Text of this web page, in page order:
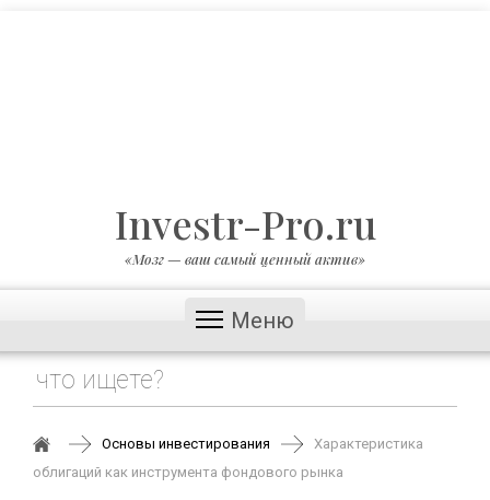
Investr-Pro.ru
«Мозг — ваш самый ценный актив»
Меню
Основы инвестирования
Характеристика
облигаций как инструмента фондового рынка